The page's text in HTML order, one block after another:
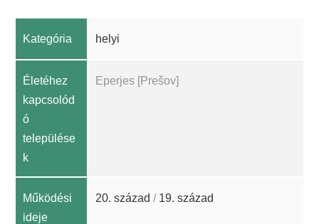
Kategória helyi
Életéhez
kapcsolód
ó
települése
k
Eperjes [Prešov]
Működési
ideje
20. század / 19. század